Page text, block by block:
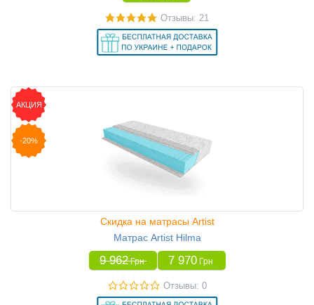
Отзывы: 21
АКЦИЯ
-20%
Скидка на матрасы Artist
Матрас Artist Hilma
9 962 Грн 7 970 Грн
Отзывы: 0